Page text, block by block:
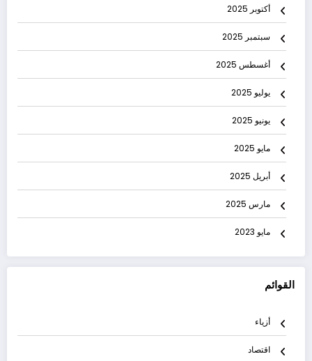
أكتوبر 2025
سبتمبر 2025
أغسطس 2025
يوليو 2025
يونيو 2025
مايو 2025
أبريل 2025
مارس 2025
مايو 2023
القوائم
أزياء
اقتصاد